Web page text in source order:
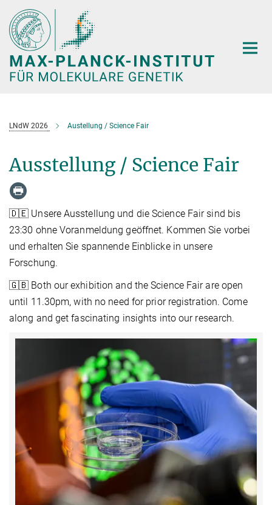
Hauptinhalt
LNdW 2026 Austellung / Science Fair
Ausstellung / Science Fair
🇩🇪 Unsere Ausstellung und die Science Fair sind bis
23:30 ohne Voranmeldung geöffnet. Kommen Sie vorbei
und erhalten Sie spannende Einblicke in unsere
Forschung.
🇬🇧 Both our exhibition and the Science Fair are open
until 11.30pm, with no need for prior registration. Come
along and get fascinating insights into our research.